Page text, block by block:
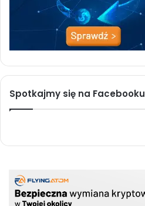
Spotkajmy się na Facebooku